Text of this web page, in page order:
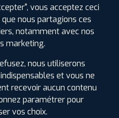
PROFIL PLUS
vous acceptez ceci
nous partagions ces
notamment avec nos
marketing.
nous utiliserons
et vous ne
recevoir aucun contenu
paramétrer pour
vos choix.